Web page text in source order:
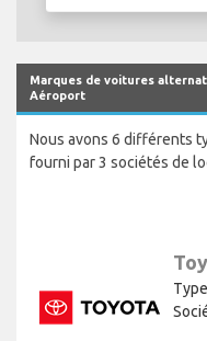
Marques de voitures
Aéroport
Nous avons 6 différents
fourni par 3 sociétés de